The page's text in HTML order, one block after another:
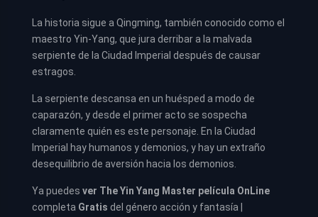
La historia sigue a Qingming, también conocido como el
maestro Yin-Yang, que jura derribar a la malvada
serpiente de la Ciudad Imperial después de causar
estragos.
La serpiente descansa en un huésped a modo de
caparazón, y desde el primer acto se sospecha
claramente quién es este personaje. En la Ciudad
Imperial hay humanos y demonios, y hay un extraño
desequilibrio de aversión hacia los demonios.
Ya puedes ver The Yin Yang Master película OnLine
completa Gratis del género acción y fantasía |